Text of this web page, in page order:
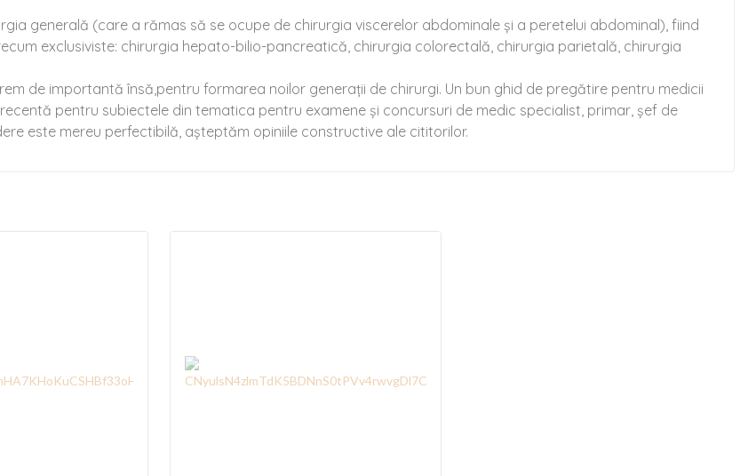
generală (care a rămas să se ocupe de chirurgia viscerelor abdominale și a peretelui abdominal), fiind
exclusiviste: chirurgia hepato-bilio-pancreatică, chirurgia colorectală, chirurgia parietală, chirurgia
de importantă însă,pentru formarea noilor generaţii de chirurgi. Un bun ghid de pregătire pentru medicii
pentru subiectele din tematica pentru examene și concursuri de medic specialist, primar, șef de
este mereu perfectibilă, așteptăm opiniile constructive ale cititorilor.